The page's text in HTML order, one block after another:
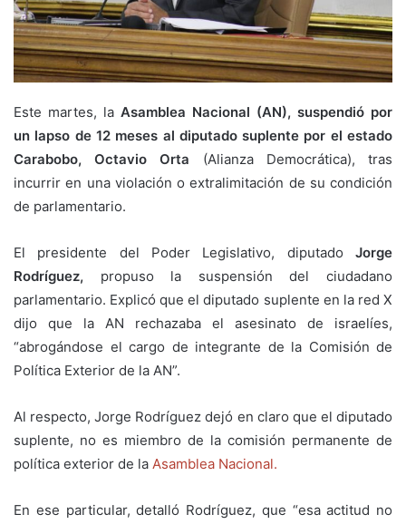
Este martes, la Asamblea Nacional (AN), suspendió por
un lapso de 12 meses al diputado suplente por el estado
Carabobo, Octavio Orta (Alianza Democrática), tras
incurrir en una violación o extralimitación de su condición
de parlamentario.
El presidente del Poder Legislativo, diputado Jorge
Rodríguez, propuso la suspensión del ciudadano
parlamentario. Explicó que el diputado suplente en la red X
dijo que la AN rechazaba el asesinato de israelíes,
“abrogándose el cargo de integrante de la Comisión de
Política Exterior de la AN”.
Al respecto, Jorge Rodríguez dejó en claro que el diputado
suplente, no es miembro de la comisión permanente de
política exterior de la Asamblea Nacional.
En ese particular, detalló Rodríguez, que “esa actitud no